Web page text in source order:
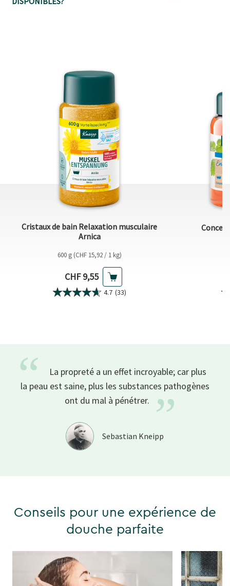
Cristaux de bain Relaxation musculaire
Arnica
600 g (CHF 15,92 / 1 kg)
Prix actuel
CHF 9,55
4.7 (33)
“
La propreté a un effet incroyable; car plus
la peau est saine, plus les substances pathogènes
ont du mal à pénétrer. ”
Sebastian Kneipp
Conseils pour une expérience de
douche parfaite